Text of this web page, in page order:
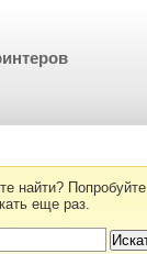
найти? Попробуйте
еще раз.